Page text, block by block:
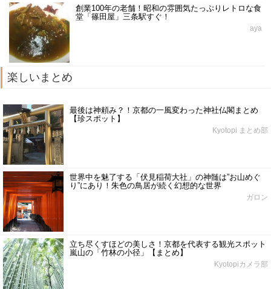
創業100年の老舗！昭和の雰囲気たっぷりレトロな食
堂「篠田屋」三条駅すぐ！
aya
楽しいまとめ
最後は神頼み？！京都の一風変わった神社仏閣まとめ
【珍スポット】
Kyotopi まとめ部
世界中を魅了する「伏見稲荷大社」の神髄は”お山めぐ
り”にあり！朱色の鳥居が続く幻想的な世界
ガロン
立ち尽くすほどの美しさ！京都を代表する観光スポット
嵐山の「竹林の小径」【まとめ】
Kyotopiカメラ部